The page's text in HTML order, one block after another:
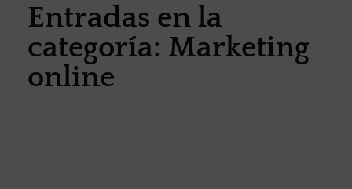
Entradas en la
categoría: Marketing
online